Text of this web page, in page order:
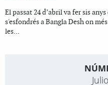
El passat 24 d’abril va fer sis
s'esfondrés a Bangla Desh on
les...